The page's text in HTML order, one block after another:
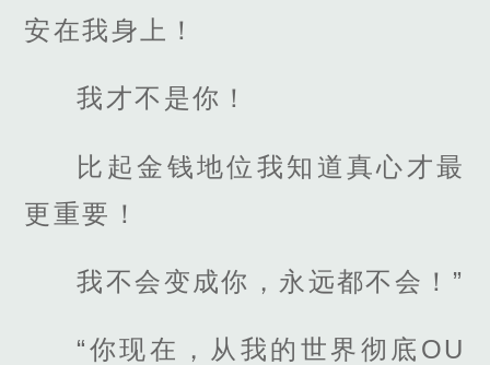
安在我身上！
我才不是你！
比起金钱地位我知道真心才最
更重要！
我不会变成你，永远都不会！”
“你现在，从我的世界彻底OU